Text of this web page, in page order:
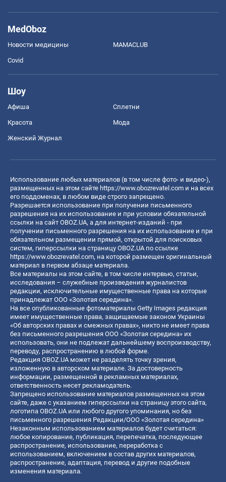
MedOboz
Новости медицины MAMACLUB
Covid
Шоу
Афиша Сплетни
Красота Мода
Женский Журнал
Использование любых материалов (в том числе фото- и видео-),
размещенных на этом сайте https://www.obozrevatel.com и на всех
его поддоменах, в любом виде строго запрещено.
Разрешается использование при получении письменного
разрешения на их использование и при условии обязательной
ссылки на сайт OBOZ.UA, а для интернет-изданий - при
получении письменного разрешения на их использование и при
обязательном размещении прямой, открытой для поисковых
систем, гиперссылки на страницу OBOZ.UA по ссылке
https://www.obozrevatel.com, на которой размещен оригинальный
материал в первом абзаце материала.
Все материалы на этом сайте, в том числе интервью, статьи,
исследования – служебные произведения журналистов
редакции, исключительные имущественные права на которые
принадлежат ООО «Золотая середина».
На все опубликованные фотоматериалы Getty Images редакция
имеет имущественные права, защищаемые законом Украины
«Об авторских правах и смежных правах», никто не имеет права
без письменного разрешения ООО «Золотая середина» их
использовать, они не подлежат дальнейшему воспроизводству,
переводу, распространению в любой форме.
Редакция OBOZ.UA может не разделять точку зрения,
изложенную в авторском материале. За достоверность
информации, размещенной в рекламных материалах,
ответственность несет рекламодатель.
Запрещено использование материалов размещенных на этом
сайте, даже с указанием гиперссылки на страницу этого сайта,
логотипа OBOZ.UA или любого другого упоминания, но без
письменного разрешения Редакции/ООО «Золотая середина»
Незаконным использованием материалов будет считаться:
любое копирование, публикация, перепечатка, последующее
распространение, использование, переработка с
использованием, включением в состав других материалов,
распространение, адаптация, перевод и другие подобные
изменения материала.